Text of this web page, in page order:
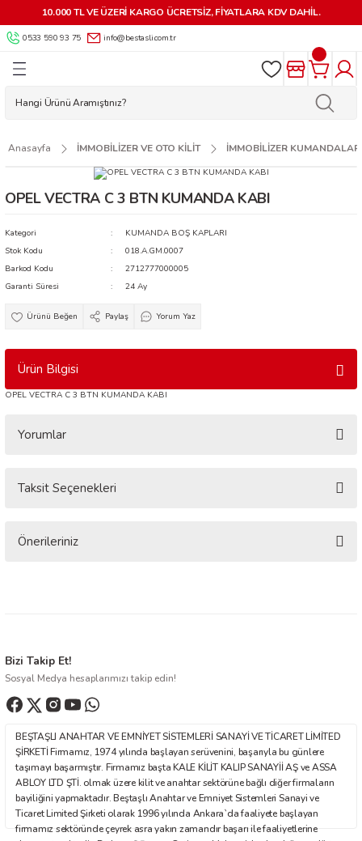
10.000 TL VE ÜZERİ KARGO ÜCRETSİZ, FİYATLARA KDV DAHİL.
0533 590 93 75 info@bestasli.com.tr
Geri Dön
Geri Dön
Geri Dön
Geri Dön
Geri Dön
AKSESUARLARI
VE AKSESUARLARI
Geri Dön
OTO KİLİT
Geri Dön
MAKİNELERİ
MAKİNELERİ
Geri Dön
Anasayfa İMMOBİLİZER VE OTO KİLİT İMMOBİLİZER KUMANDALAR
OPEL VECTRA C 3 BTN KUMANDA KABI
Kategori
KUMANDA BOŞ KAPLARI
Stok Kodu
018.A.GM.0007
Barkod Kodu
2712777000005
Garanti Süresi
24 Ay
Paylaş Yorum Yaz
Ürün Bilgisi
OPEL VECTRA C 3 BTN KUMANDA KABI
Yorumlar
Bu ürüne ilk yorumu siz yapın!
Taksit Seçenekleri
Önerileriniz
Ürün resmi kalitesiz, bozuk veya görüntülenemiyor.
Ürün açıklamasında eksik bilgiler bulunuyor.
Ürün bilgilerinde hatalar bulunuyor.
Bu ürüne benzer farklı alternatifler olmalı.
Bizi Takip Et!
Sosyal Medya hesaplarımızı takip edin!
BEŞTAŞLI ANAHTAR VE EMNİYET SİSTEMLERİ SANAYİ VE TİCARET LİMİTED
ŞİRKETİ Firmamız, 1974 yılında başlayan serüvenini, başarıyla bu günlere
taşımayı başarmıştır. Firmamız başta KALE KİLİT KALIP SANAYİİ AŞ ve ASSA
ABLOY LTD ŞTİ. olmak üzere kilit ve anahtar sektörüne bağlı diğer firmaların
bayiliğini yapmaktadır. Beştaşlı Anahtar ve Emniyet Sistemleri Sanayi ve
Ticaret Limited Şirketi olarak 1996 yılında Ankara`da faaliyete başlayan
firmamız sektöründe çeyrek asra yakın zamandır başarı ile faaliyetlerine